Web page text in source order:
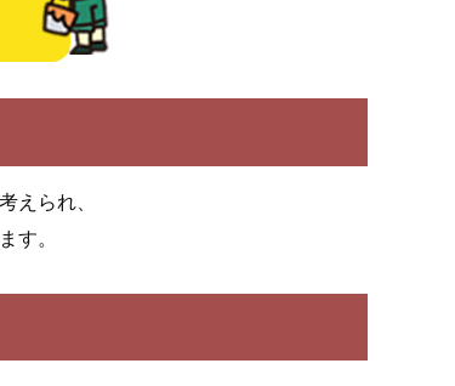
えられ、
す。